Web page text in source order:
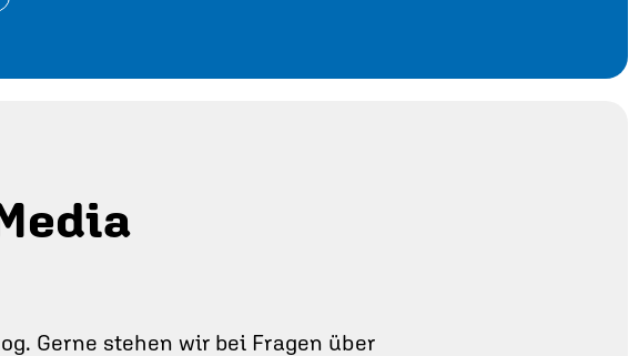
Gerne stehen wir bei Fragen über